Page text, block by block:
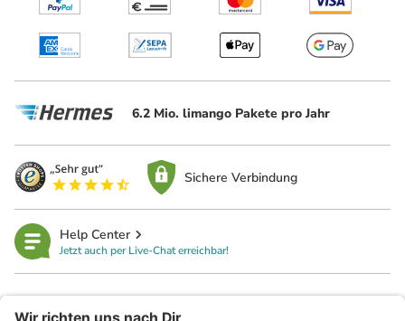
6.2 Mio. limango Pakete pro Jahr
Sichere Verbindung
Help Center
Jetzt auch per Live-Chat erreichbar!